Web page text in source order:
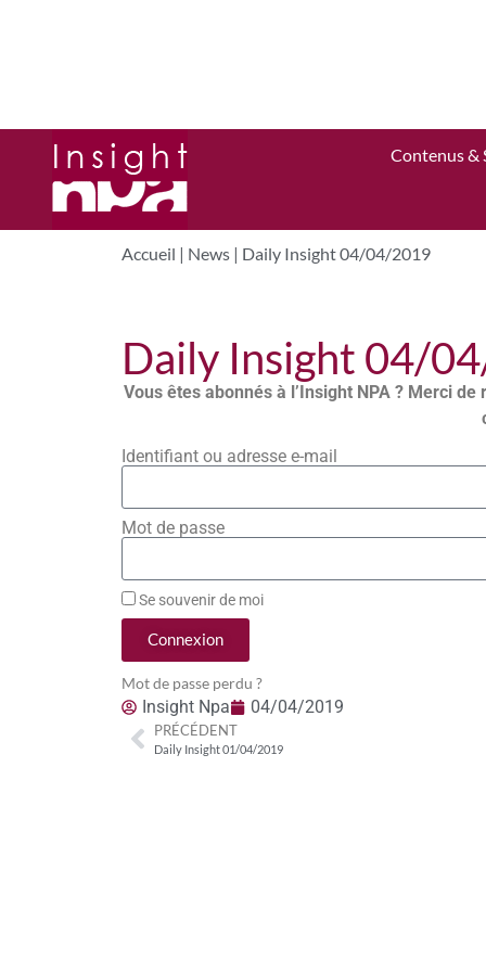
Contenus &
Accueil | News | Daily Insight 04/04/2019
Daily Insight 04/
Vous êtes abonnés à l’Insight NPA ? Merci
Identifiant ou adresse e-mail
Mot de passe
Se souvenir de moi
Connexion
Mot de passe perdu ?
Insight Npa 04/04/2019
PRÉCÉDENT
Daily Insight 01/04/2019